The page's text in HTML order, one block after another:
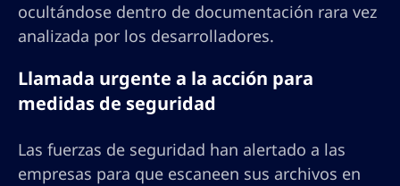
ocultándose dentro de documentación rara vez
analizada por los desarrolladores.
Llamada urgente a la acción para
medidas de seguridad
Las fuerzas de seguridad han alertado a las
empresas para que escaneen sus archivos en